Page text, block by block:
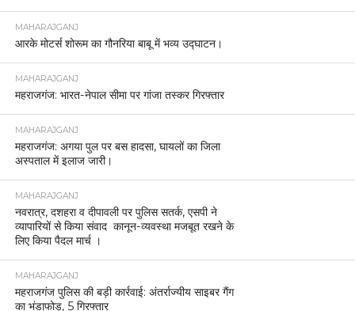
MAHARAJGANJ
आरके मोटर्स शोरूम का गौनरिया बाबू में भव्य उद्घाटन।
MAHARAJGANJ
महराजगंज: भारत-नेपाल सीमा पर गांजा तस्कर गिरफ्तार
MAHARAJGANJ
महराजगंज: अगया पुल पर बस हादसा, घायलों का जिला
अस्पताल में इलाज जारी।
MAHARAJGANJ
नवरात्र, दशहरा व दीपावली पर पुलिस सतर्क, एसपी ने
व्यापारियों से किया संवाद कानून-व्यवस्था मजबूत रखने के
लिए किया पैदल मार्च ।
MAHARAJGANJ
महराजगंज पुलिस की बड़ी कार्रवाई: अंतर्राज्यीय साइबर गैंग
का भंडाफोड़, 5 गिरफ्तार